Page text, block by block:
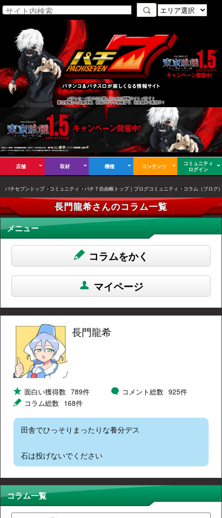
パチンコ・パチスロを楽しむための情報サイト パチ７！
新台情報から攻略情報、全国のチラシ情報まで、完全無料で配信中！
店舗 取材 機種 コンテンツ
コミュニティ
ログイン
パチセブントップ コミュニティ パチ７自由帳トップ｜ブログコミュニティ コラム（ブログ
長門龍希さんのコラム一覧
メニュー
コラムをかく
マイページ
長門龍希
面白い獲得数 789件 コメント総数 925件
コラム総数 168件
田舎でひっそりまったりな養分デス
石は投げないでください
コラム一覧